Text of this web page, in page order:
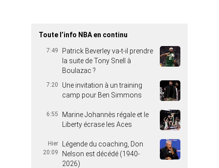
Toute l’info NBA en continu
7:49
Patrick Beverley va-t-il prendre
la suite de Tony Snell à
Boulazac ?
7:20
Une invitation à un training
camp pour Ben Simmons
6:55
Marine Johannès régale et le
Liberty écrase les Aces
Hier
20:09
Légende du coaching, Don
Nelson est décédé (1940-
2026)